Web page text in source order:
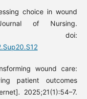
choice in wound
of Nursing.
doi:
wound care:
patient outcomes
2025;21(1):54–7.